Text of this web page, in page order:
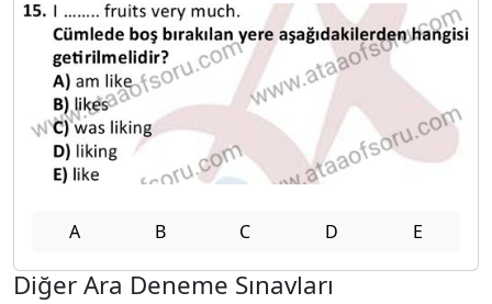
A B C D E
Diğer Ara Deneme Sınavları